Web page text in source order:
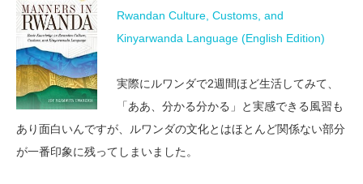
Rwandan Culture, Customs, and
Kinyarwanda Language (English Edition)
実際にルワンダで2週間ほど生活してみて、
「ああ、分かる分かる」と実感できる風習も
あり面白いんですが、ルワンダの文化とはほとんど関係ない部分
が一番印象に残ってしまいました。